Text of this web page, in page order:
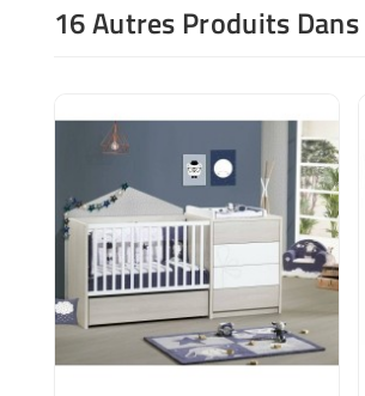
16 Autres Produits
